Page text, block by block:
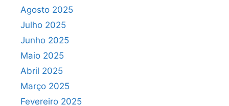
Agosto 2025
Julho 2025
Junho 2025
Maio 2025
Abril 2025
Março 2025
Fevereiro 2025